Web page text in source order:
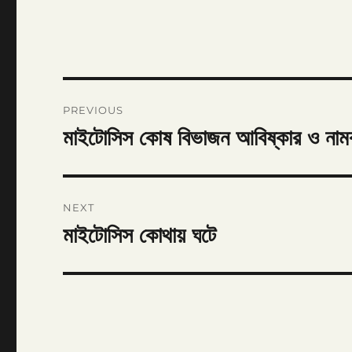
navigation
PREVIOUS
Previous
মাইটোসিস কোষ বিভাজন আবিষ্কার ও
NEXT
Next
মাইটোসিস কোথায় ঘটে